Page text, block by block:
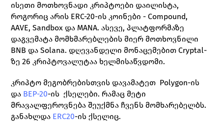
ისეთი მოთხოვნადი კრიპტოები დაილისტა,
როგორიც არის ERC-20-ის კოინები - Compound,
AAVE, Sandbox და MANA. ასევე, პლატფორმაზე
დაგვემატა მომხმარებლების მიერ მოთხოვნილი
BNB და Solana. დღევანდელი მონაცემებით Cryptal-
ზე 26 კრიპტოვალუტაა ხელმისაწვდომი.
კრიპტო მეგობრებისთვის დავამატეთ  Polygon-ის
და BEP-20-ის  ქსელები. რამაც მეტი
მრავალფეროვნება შეუქმნა ჩვენს მომხარებელბს.
განახლდა ERC20-ის ქსელიც.